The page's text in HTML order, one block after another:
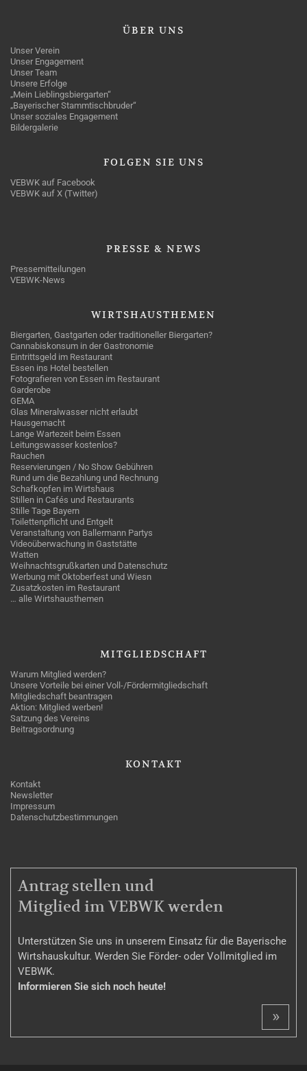
ÜBER UNS
Unser Verein
Unser Engagement
Unser Team
Unsere Erfolge
„Mein Lieblingsbiergarten“
„Bayerischer Stammtischbruder“
Unser soziales Engagement
Bildergalerie
FOLGEN SIE UNS
VEBWK auf Facebook
VEBWK auf X (Twitter)
PRESSE & NEWS
Pressemitteilungen
VEBWK-News
WIRTSHAUSTHEMEN
Biergarten, Gastgarten oder traditioneller Biergarten?
Cannabiskonsum in der Gastronomie
Eintrittsgeld im Restaurant
Essen ins Hotel bestellen
Fotografieren von Essen im Restaurant
Garderobe
GEMA
Glas Mineralwasser nicht erlaubt
Hausgemacht
Lange Wartezeit beim Essen
Leitungswasser kostenlos?
Rauchen
Reservierungen / No Show Gebühren
Rund um die Bezahlung und Rechnung
Schafkopfen im Wirtshaus
Stillen in Cafés und Restaurants
Stille Tage Bayern
Toilettenpflicht und Entgelt
Veranstaltung von Ballermann Partys
Videoüberwachung in Gaststätte
Watten
Weihnachtsgrußkarten und Datenschutz
Werbung mit Oktoberfest und Wiesn
Zusatzkosten im Restaurant
… alle Wirtshausthemen
MITGLIEDSCHAFT
Warum Mitglied werden?
Unsere Vorteile bei einer Voll-/Fördermitgliedschaft
Mitgliedschaft beantragen
Aktion: Mitglied werben!
Satzung des Vereins
Beitragsordnung
KONTAKT
Kontakt
Newsletter
Impressum
Datenschutzbestimmungen
MITGLIEDSCHAFT
Antrag stellen und
Mitglied im VEBWK werden
Unterstützen Sie uns in unserem Einsatz für die Bayerische
Wirtshauskultur. Werden Sie Förder- oder Vollmitglied im
VEBWK.
Informieren Sie sich noch heute!
»